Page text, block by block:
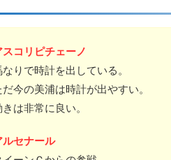
スコリピチェーノ
なりで時計を出している。
だ今の美浦は時計が出やすい。
は非常に良い。
ルセナール